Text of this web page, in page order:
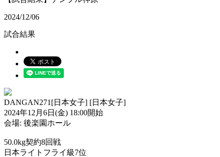
2024/12/06
試合結果
DANGAN271[日本女子] [日本女子]
2024年12月6日(金) 18:00開始
会場: 後楽園ホール
50.0kg契約8回戦
日本ライトフライ級7位